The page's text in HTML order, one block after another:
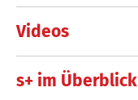
Videos
s+ im Überblick